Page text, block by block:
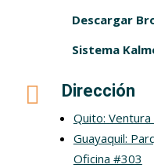
Descargar
Sistema
 Dirección
Quito:
Guayaquil:
Oficina #303